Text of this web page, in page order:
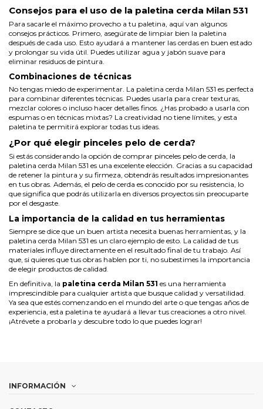
Consejos para el uso de la paletina cerda Milan 531
Para sacarle el máximo provecho a tu paletina, aquí van algunos
consejos prácticos. Primero, asegúrate de limpiar bien la paletina
después de cada uso. Esto ayudará a mantener las cerdas en buen estado
y prolongar su vida útil. Puedes utilizar agua y jabón suave para
eliminar residuos de pintura.
Combinaciones de técnicas
No tengas miedo de experimentar. La paletina cerda Milan 531 es perfecta
para combinar diferentes técnicas. Puedes usarla para crear texturas,
mezclar colores o incluso hacer detalles finos. ¿Has probado a usarla con
espumas o en técnicas mixtas? La creatividad no tiene límites, y esta
paletina te permitirá explorar todas tus ideas.
¿Por qué elegir pinceles pelo de cerda?
Si estás considerando la opción de comprar pinceles pelo de cerda , la
paletina cerda Milan 531 es una excelente elección. Gracias a su capacidad
de retener la pintura y su firmeza, obtendrás resultados impresionantes
en tus obras. Además, el pelo de cerda es conocido por su resistencia, lo
que significa que podrás utilizarla en diversos proyectos sin preocuparte
por el desgaste.
La importancia de la calidad en tus herramientas
Siempre se dice que un buen artista necesita buenas herramientas, y la
paletina cerda Milan 531 es un claro ejemplo de esto. La calidad de tus
materiales influye directamente en el resultado final de tu trabajo. Así
que, si quieres que tus obras hablen por ti, no subestimes la importancia
de elegir productos de calidad.
En definitiva, la paletina cerda Milan 531 es una herramienta
imprescindible para cualquier artista que busque calidad y versatilidad.
Ya sea que estés comenzando en el mundo del arte o que tengas años de
experiencia, esta paletina te ayudará a llevar tus creaciones a otro nivel.
¡Atrévete a probarla y descubre todo lo que puedes lograr!
INFORMACIÓN